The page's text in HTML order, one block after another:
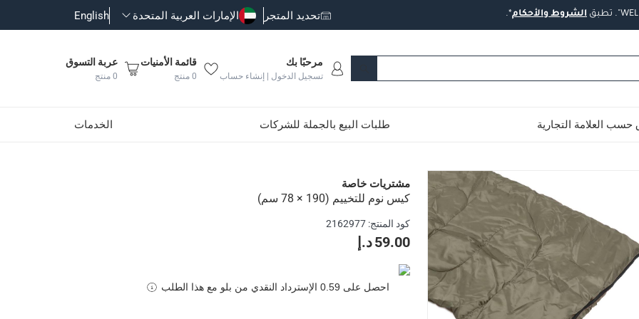
تطبق الشروط والأحكام*. تحديد المتجر الإمارات العربية المتحدة English
مرحبًا بك
تسجيل الدخول | إنشاء حساب
قائمة الأمنيات
0 منتج
عربة التسوق
0 منتج
العلامة التجارية طلبات البيع بالجملة للشركات الخدمات
وأن الأرض ستكون باردة ورطبة.
مريحة وهادئة أينما كنتم.
عالية الجودة لضمان القوة والاستعمال لمدة طويلة.
التحزيم والتخزين والحمل والاستعمال.
مشتريات خاصة
كيس نوم للتخييم (190 × 78 سم)
كود المنتج:
2162977
59.00 د.إ
احصل على 0.59 الإسترداد النقدي من بلو مع هذا الطلب